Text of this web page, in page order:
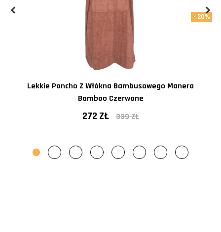
Lekkie Poncho Z Włókna Bambusowego Manera
Bamboo Czerwone
272 ZŁ 339 ZŁ
- 20%